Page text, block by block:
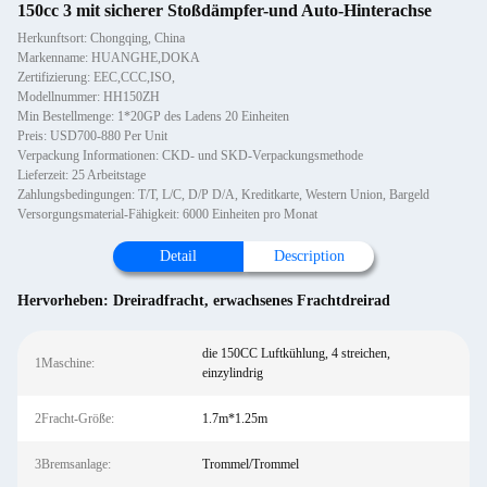
150cc 3 mit sicherer Stoßdämpfer-und Auto-Hinterachse
Herkunftsort: Chongqing, China
Markenname: HUANGHE,DOKA
Zertifizierung: EEC,CCC,ISO,
Modellnummer: HH150ZH
Min Bestellmenge: 1*20GP des Ladens 20 Einheiten
Preis: USD700-880 Per Unit
Verpackung Informationen: CKD- und SKD-Verpackungsmethode
Lieferzeit: 25 Arbeitstage
Zahlungsbedingungen: T/T, L/C, D/P D/A, Kreditkarte, Western Union, Bargeld
Versorgungsmaterial-Fähigkeit: 6000 Einheiten pro Monat
Detail Description
Hervorheben: Dreiradfracht, erwachsenes Frachtdreirad
1Maschine:
die 150CC Luftkühlung, 4 streichen,
einzylindrig
2Fracht-Größe: 1.7m*1.25m
3Bremsanlage: Trommel/Trommel